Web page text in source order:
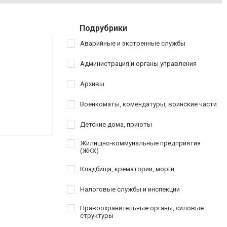
Подрубрики
Аварийные и экстренные службы
Администрация и органы управления
Архивы
Военкоматы, комендатуры, воинские части
Детские дома, приюты
Жилищно-коммунальные предприятия
(ЖКХ)
Кладбища, крематории, морги
Налоговые службы и инспекции
Правоохранительные органы, силовые
структуры